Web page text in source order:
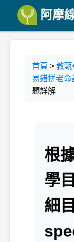
阿摩
首頁 > 教
易錯拼老命
題詳解
根
學
細